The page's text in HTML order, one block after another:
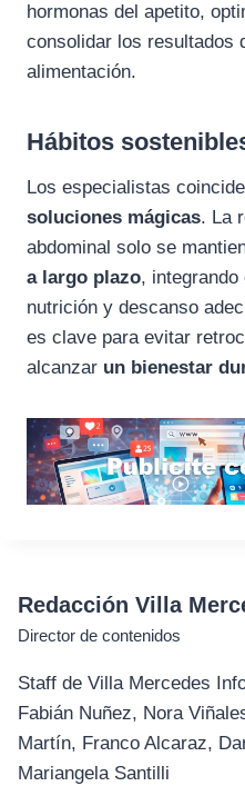
hormonas del apetito,
consolidar los resultados
alimentación.
Hábitos
Los especialistas
soluciones mágicas. La
abdominal solo se
a largo plazo,
nutrición y descanso
es clave para evitar
alcanzar un bienestar
Redacción Villa
Director de contenidos
Staff de Villa Mercedes
Fabián Nuñez, Nora
Martín, Franco Alcaraz,
Mariangela Santilli